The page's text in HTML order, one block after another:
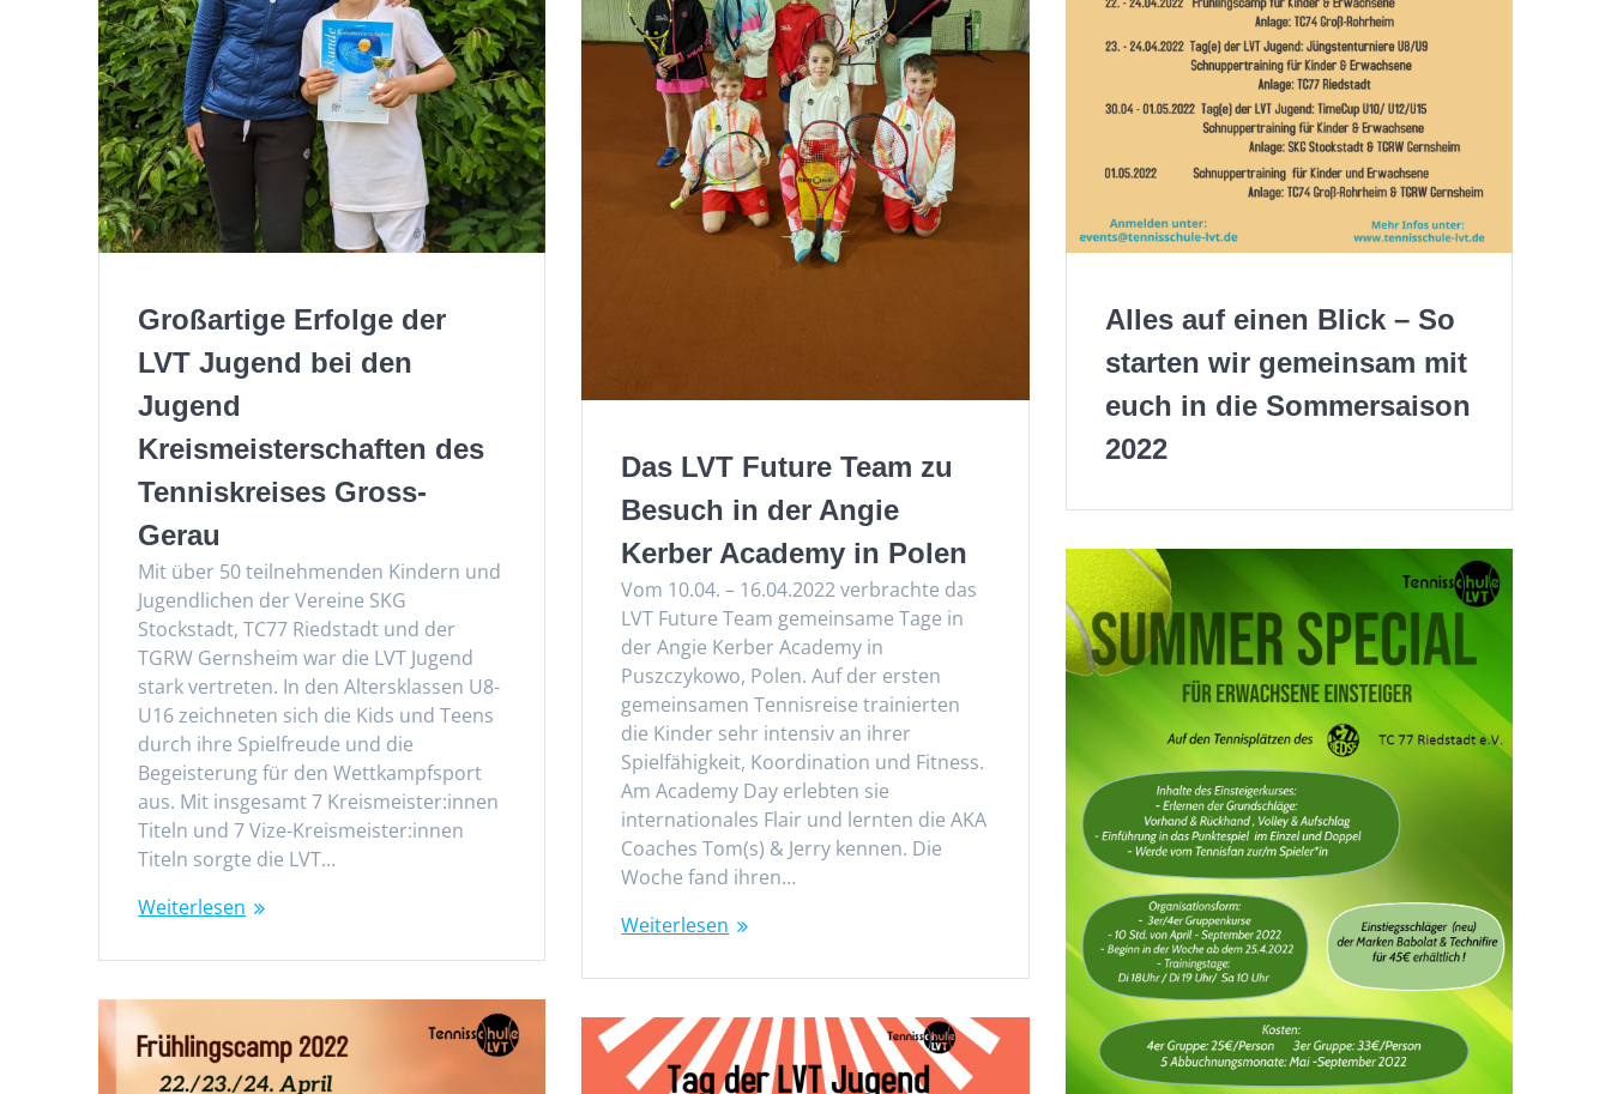
Großartige Erfolge der
LVT Jugend bei den
Jugend
Kreismeisterschaften des
Tenniskreises Gross-
Gerau
Mit über 50 teilnehmenden Kindern und
Jugendlichen der Vereine SKG
Stockstadt, TC77 Riedstadt und der
TGRW Gernsheim war die LVT Jugend
stark vertreten. In den Altersklassen U8-
U16 zeichneten sich die Kids und Teens
durch ihre Spielfreude und die
Begeisterung für den Wettkampfsport
aus. Mit insgesamt 7 Kreismeister:innen
Titeln und 7 Vize-Kreismeister:innen
Titeln sorgte die LVT…
Weiterlesen
Das LVT Future Team zu
Besuch in der Angie
Kerber Academy in Polen
Vom 10.04. – 16.04.2022 verbrachte das
LVT Future Team gemeinsame Tage in
der Angie Kerber Academy in
Puszczykowo, Polen. Auf der ersten
gemeinsamen Tennisreise trainierten
die Kinder sehr intensiv an ihrer
Spielfähigkeit, Koordination und Fitness.
Am Academy Day erlebten sie
internationales Flair und lernten die AKA
Coaches Tom(s) & Jerry kennen. Die
Woche fand ihren…
Weiterlesen
Alles auf einen Blick – So
starten wir gemeinsam mit
euch in die Sommersaison
2022